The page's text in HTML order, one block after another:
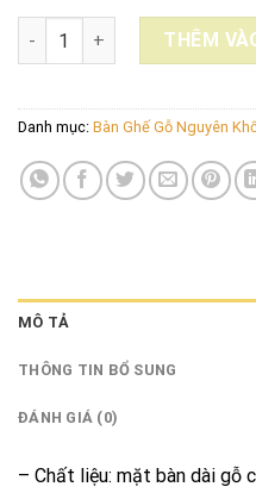
MẶT BÀN DÀI GỖ CẨM
THÊM
Danh mục: Bàn Ghế Gỗ Nguyên
MÔ TẢ
THÔNG TIN BỔ SUNG
ĐÁNH GIÁ (0)
– Chất liệu: mặt bàn dài gỗ